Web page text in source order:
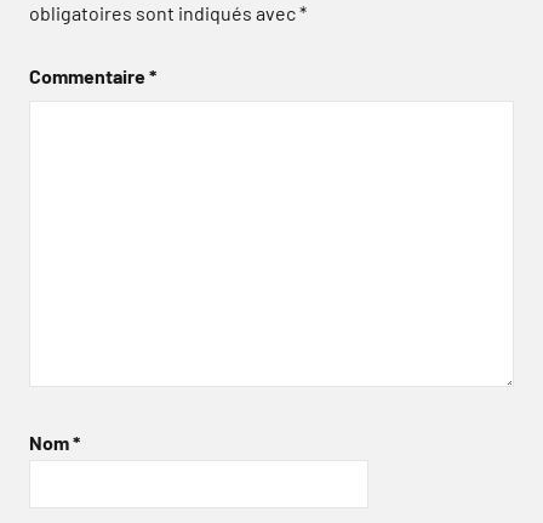
obligatoires sont indiqués avec*
Commentaire*
Nom*